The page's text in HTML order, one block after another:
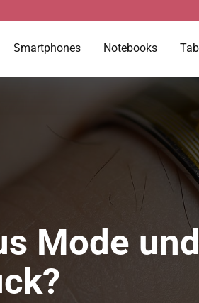
Smartphones Notebooks
Mode